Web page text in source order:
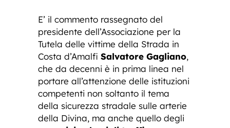
E’ il commento rassegnato del
presidente dell’Associazione per la
Tutela delle vittime della Strada in
Costa d’Amalfi Salvatore Gagliano,
che da decenni è in prima linea nel
portare all’attenzione delle istituzioni
competenti non soltanto il tema
della sicurezza stradale sulle arterie
della Divina, ma anche quello degli